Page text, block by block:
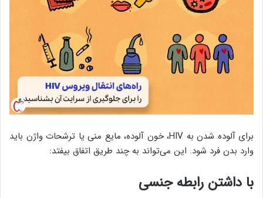
برای آلوده شدن به HIV، خون آلوده، مایع منی یا ترشحات واژن باید
وارد بدن فرد شود. این می‌تواند به چند طریق اتفاق بیفتد:
با داشتن رابطه جنسی